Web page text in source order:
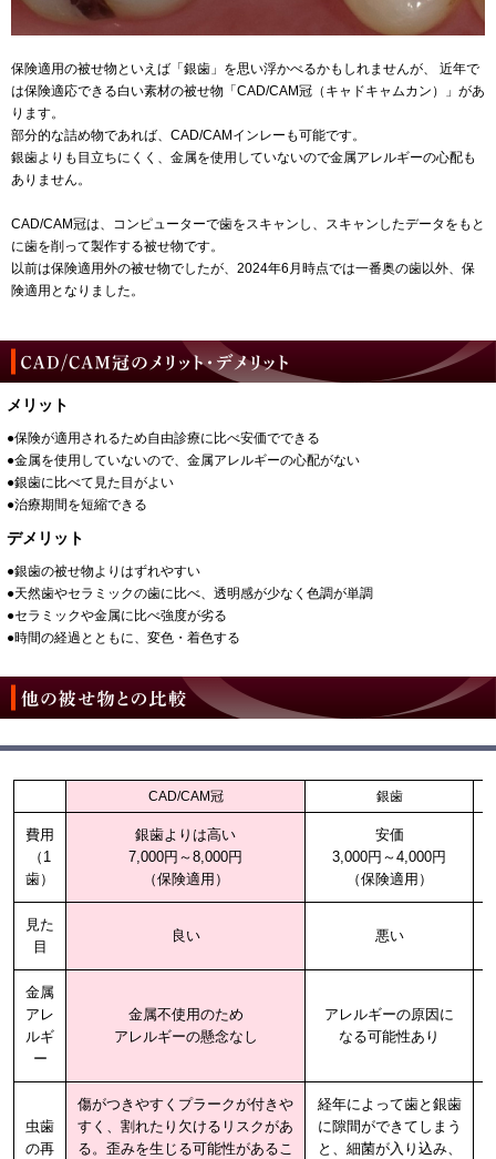
保険適用の被せ物といえば「銀歯」を思い浮かべるかもしれませんが、 近年で
は保険適応できる白い素材の被せ物「CAD/CAM冠（キャドキャムカン）」があ
ります。
部分的な詰め物であれば、CAD/CAMインレーも可能です。
銀歯よりも目立ちにくく、金属を使用していないので金属アレルギーの心配も
ありません。
CAD/CAM冠は、コンピューターで歯をスキャンし、スキャンしたデータをもと
に歯を削って製作する被せ物です。
以前は保険適用外の被せ物でしたが、2024年6月時点では一番奥の歯以外、保
険適用となりました。
メリット
●保険が適用されるため自由診療に比べ安価でできる
●金属を使用していないので、金属アレルギーの心配がない
●銀歯に比べて見た目がよい
●治療期間を短縮できる
デメリット
●銀歯の被せ物よりはずれやすい
●天然歯やセラミックの歯に比べ、透明感が少なく色調が単調
●セラミックや金属に比べ強度が劣る
●時間の経過とともに、変色・着色する
CAD/CAM冠 銀歯
費用
（1
歯）
銀歯よりは高い
7,000円～8,000円
（保険適用）
安価
3,000円～4,000円
（保険適用）
見た
目
良い 悪い
金属
アレ
ルギ
ー
金属不使用のため
アレルギーの懸念なし
アレルギーの原因に
なる可能性あり
虫歯
の再
傷がつきやすくプラークが付きや
すく、割れたり欠けるリスクがあ
る。歪みを生じる可能性があるこ
経年によって歯と銀歯
に隙間ができてしまう
と、細菌が入り込み、